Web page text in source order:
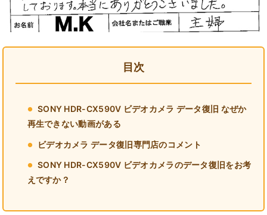
目次
SONY HDR-CX590V ビデオカメラ データ復旧 なぜか
再生できない動画がある
ビデオカメラ データ復旧専門店のコメント
SONY HDR-CX590V ビデオカメラのデータ復旧をお考
えですか？